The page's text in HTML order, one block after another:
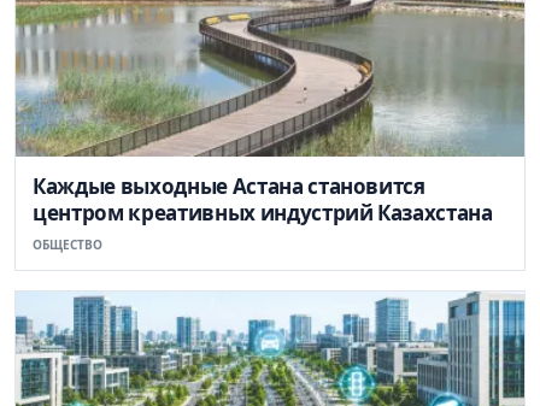
Каждые выходные Астана становится
центром креативных индустрий Казахстана
ОБЩЕСТВО